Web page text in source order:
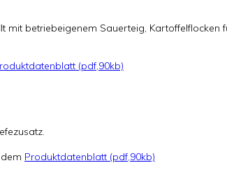
mit betriebeigenem Sauerteig,
(pdf,90kb)
Produktdatenblatt (pdf,90kb)